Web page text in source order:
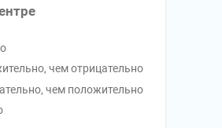
чем отрицательно
чем положительно